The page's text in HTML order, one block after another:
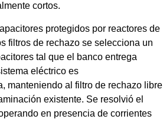
cortos.
protegidos por reactores de
filtros de rechazo se selecciona un
tal que el banco entrega
eléctrico es
manteniendo al filtro de rechazo libre
existente. Se resolvió el
en presencia de corrientes